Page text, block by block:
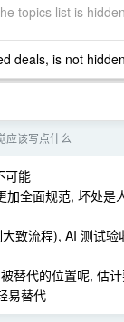
topics list is
deals, is not
应该写点什么
可能
全面规范, 坏处是
致流程), AI 测试
替代的位置呢, 估
易替代